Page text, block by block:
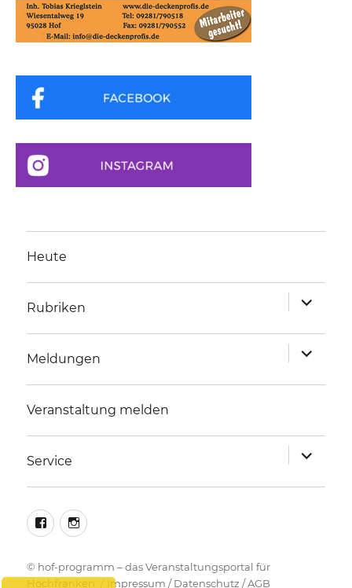
Heute
Rubriken
anzeigen
Meldungen
anzeigen
Veranstaltung melden
Service
anzeigen
facebookinstagram
© hof-programm – das Veranstaltungsportal für
Hochfranken
Impressum /Datenschutz /AGB